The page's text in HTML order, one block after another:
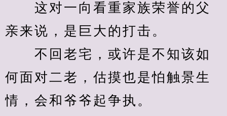
这对一向看重家族荣誉的父
亲来说，是巨大的打击。
不回老宅，或许是不知该如
何面对二老，估摸也是怕触景生
情，会和爷爷起争执。